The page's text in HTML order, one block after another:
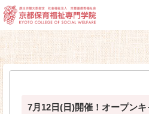
高校生の方へ
採用ご担当者様へ
7月12日(日)開催！オープン